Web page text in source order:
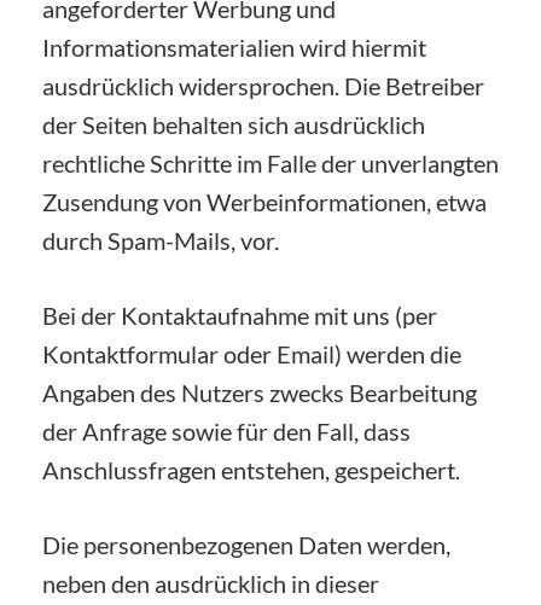
angeforderter Werbung und
Informationsmaterialien wird hiermit
ausdrücklich widersprochen. Die Betreiber
der Seiten behalten sich ausdrücklich
rechtliche Schritte im Falle der unverlangten
Zusendung von Werbeinformationen, etwa
durch Spam-Mails, vor.
Bei der Kontaktaufnahme mit uns (per
Kontaktformular oder Email) werden die
Angaben des Nutzers zwecks Bearbeitung
der Anfrage sowie für den Fall, dass
Anschlussfragen entstehen, gespeichert.
Die personenbezogenen Daten werden,
neben den ausdrücklich in dieser